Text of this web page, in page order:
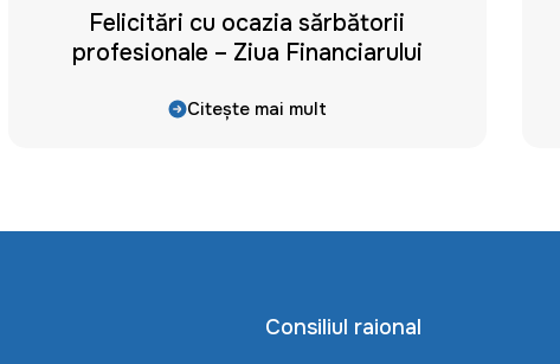
Felicitări cu ocazia sărbătorii
profesionale – Ziua Financiarului
Citește mai mult
Consiliul raional